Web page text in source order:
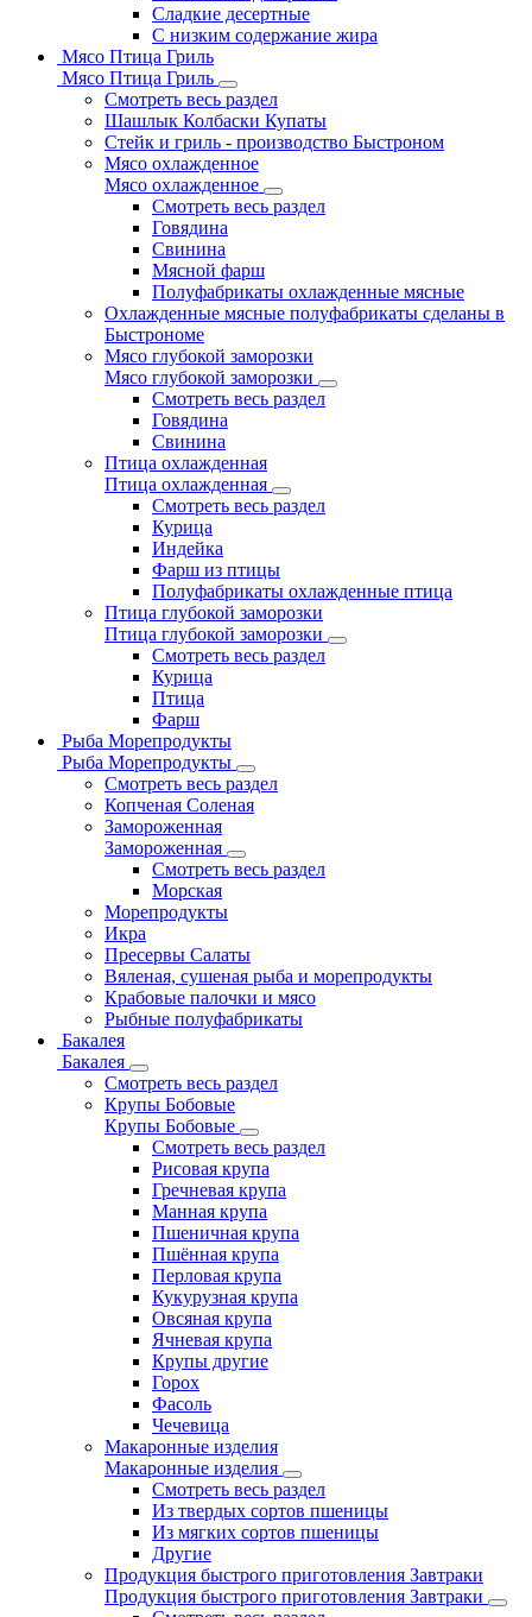
Сладкие десертные
С низким содержание жира
Мясо Птица Гриль
Мясо Птица Гриль
Смотреть весь раздел
Шашлык Колбаски Купаты
Стейк и гриль - производство Быстроном
Мясо охлажденное
Мясо охлажденное
Смотреть весь раздел
Говядина
Свинина
Мясной фарш
Полуфабрикаты охлажденные мясные
Охлажденные мясные полуфабрикаты сделаны в
Быстрономе
Мясо глубокой заморозки
Мясо глубокой заморозки
Смотреть весь раздел
Говядина
Свинина
Птица охлажденная
Птица охлажденная
Смотреть весь раздел
Курица
Индейка
Фарш из птицы
Полуфабрикаты охлажденные птица
Птица глубокой заморозки
Птица глубокой заморозки
Смотреть весь раздел
Курица
Птица
Фарш
Рыба Морепродукты
Рыба Морепродукты
Смотреть весь раздел
Копченая Соленая
Замороженная
Замороженная
Смотреть весь раздел
Морская
Морепродукты
Икра
Пресервы Салаты
Вяленая, сушеная рыба и морепродукты
Крабовые палочки и мясо
Рыбные полуфабрикаты
Бакалея
Бакалея
Смотреть весь раздел
Крупы Бобовые
Крупы Бобовые
Смотреть весь раздел
Рисовая крупа
Гречневая крупа
Манная крупа
Пшеничная крупа
Пшённая крупа
Перловая крупа
Кукурузная крупа
Овсяная крупа
Ячневая крупа
Крупы другие
Горох
Фасоль
Чечевица
Макаронные изделия
Макаронные изделия
Смотреть весь раздел
Из твердых сортов пшеницы
Из мягких сортов пшеницы
Другие
Продукция быстрого приготовления Завтраки
Продукция быстрого приготовления Завтраки